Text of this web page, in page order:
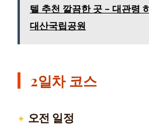
텔 추천 깔끔한 곳 - 대관령
대산국립공원
2일차 코스
오전 일정